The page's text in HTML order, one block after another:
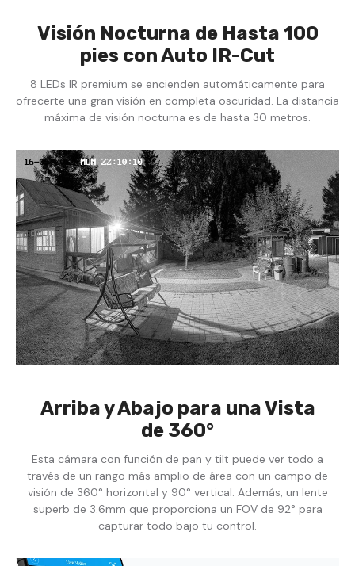
Visión Nocturna de Hasta 100
pies con Auto IR-Cut
8 LEDs IR premium se encienden automáticamente para
ofrecerte una gran visión en completa oscuridad. La distancia
máxima de visión nocturna es de hasta 30 metros.
Arriba y Abajo para una Vista
de 360°
Esta cámara con función de pan y tilt puede ver todo a
través de un rango más amplio de área con un campo de
visión de 360° horizontal y 90° vertical. Además, un lente
superb de 3.6mm que proporciona un FOV de 92° para
capturar todo bajo tu control.